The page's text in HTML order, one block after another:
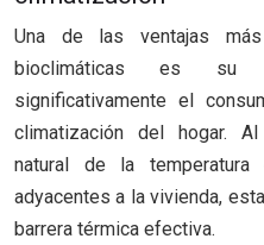
Una de las ventajas
bioclimáticas es su
significativamente el
climatización del hogar.
natural de la
adyacentes a la vivienda,
barrera térmica efectiva.